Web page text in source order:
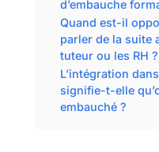
d’embauche
Quand est-il
parler de la suite
tuteur ou les RH ?
L’intégration
signifie-t-elle
embauché ?